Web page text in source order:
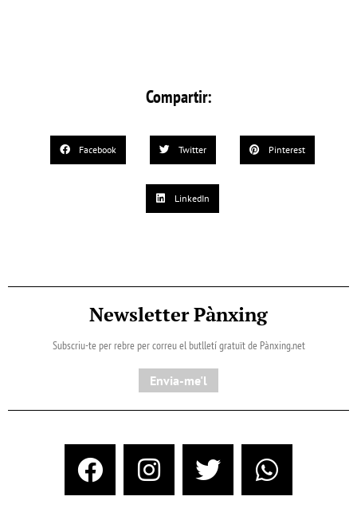
Compartir:
Facebook Twitter Pinterest
LinkedIn
Newsletter Pànxing
Subscriu-te per rebre per correu el butlletí gratuït de Pànxing.net​
Envia-me'l